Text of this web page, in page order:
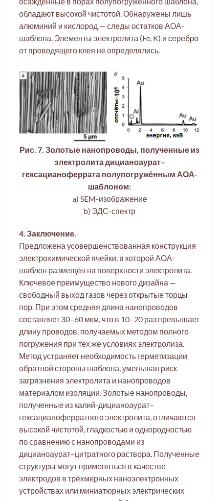
обладают высокой чистотой. Обнаружены лишь
алюминий и кислород — следы остатков АОА-
шаблона. Элементы электролита (Fe, K) и серебро
от проводящего клея не определялись.
Рис. 7. Золотые нанопроводы, полученные из
электролита дицианоаурат–
гексацианоферрата полупогружённым АОА-
шаблоном:
a) SEM-изображение
b) ЭДС-спектр
4. Заключение.
Предложена усовершенствованная конструкция
электрохимической ячейки, в которой АОА-
шаблон размещён на поверхности электролита.
Ключевое преимущество нового дизайна —
свободный выход газов через открытые торцы
пор. При этом средняя длина нанопроводов
составляет 30–60 мкм, что в 10–20 раз превышает
длину проводов, получаемых методом полного
погружения при тех же условиях электролиза.
Метод устраняет необходимость герметизации
обратной стороны шаблона, уменьшая риск
загрязнения электролита и нанопроводов
материалом изоляции. Золотые нанопроводы,
полученные из калий-дицианоаурат–
гексацианоферратного электролита, отличаются
высокой чистотой, гладкостью и однородностью
по сравнению с нанопроводами из
дицианоаурат–цитратного раствора. Полученные
структуры могут применяться в качестве
электродов в трёхмерных наноэлектронных
устройствах или миниатюрных электрических